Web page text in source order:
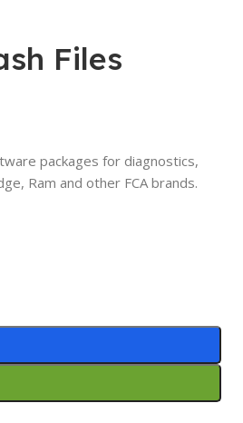
Files
packages for diagnostics,
Ram and other FCA brands.